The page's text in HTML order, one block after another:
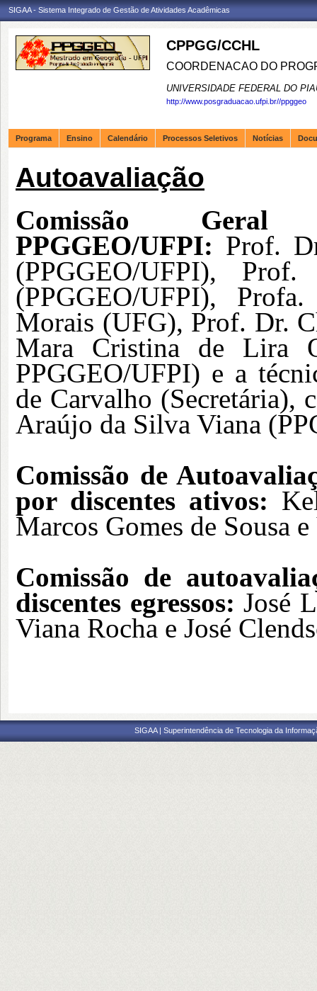
SIGAA - Sistema Integrado de Gestão de Atividades Acadêmicas
CPPGG/CCHL
COORDENACAO DO
UNIVERSIDADE FEDERAL DO
http://www.posgraduacao.ufpi.br//ppggeo
Programa Ensino Calendário Processos Seletivos Notícias
Autoavaliação
Comissão
PPGGEO/UFPI: Prof.
(PPGGEO/UFPI),
(PPGGEO/UFPI),
Morais (UFG), Prof. Dr.
Mara Cristina de Lira
PPGGEO/UFPI) e a
de Carvalho
Araújo da Silva Viana
Comissão de
por discentes ativos:
Marcos Gomes de Sousa
Comissão de
discentes egressos: José
Viana Rocha e José
SIGAA | Superintendência de Tecnologia da